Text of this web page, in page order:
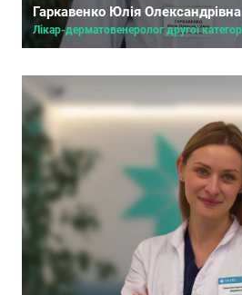
Гаркавенко Юлія Олександрівна